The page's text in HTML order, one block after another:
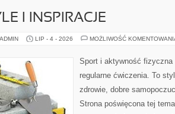
I INSPIRACJE
LIP - 4 - 2026 MOŻLIWOŚĆ
Sport i aktywność
regularne ćwiczenia. To
zdrowie, dobre
Strona poświęcona tej